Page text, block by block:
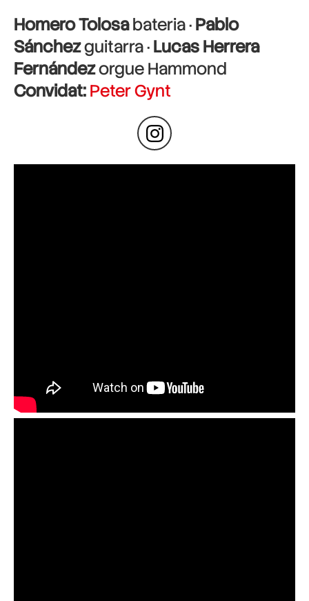
Homero Tolosabateria ·Pablo
Sánchezguitarra ·Lucas Herrera
Fernándezorgue Hammond
Convidat:Peter Gynt